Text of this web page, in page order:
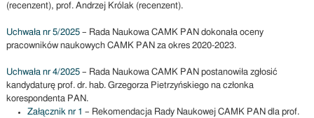
(recenzent), prof. Andrzej Królak (recenzent).
Uchwała nr 5/2025– Rada Naukowa CAMK PAN dokonała oceny
pracowników naukowych CAMK PAN za okres 2020-2023.
Uchwała nr 4/2025– Rada Naukowa CAMK PAN postanowiła zgłosić
kandydaturę prof. dr. hab. Grzegorza Pietrzyńskiego na członka
korespondenta PAN.
Załącznik nr 1 – Rekomendacja Rady Naukowej CAMK PAN dla prof.